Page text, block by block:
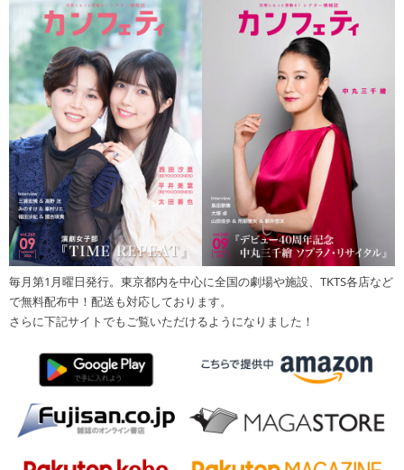
毎月第1月曜日発行。東京都内を中心に全国の劇場や施設、TKTS各店など
で無料配布中！配送も対応しております。
さらに下記サイトでもご覧いただけるようになりました！